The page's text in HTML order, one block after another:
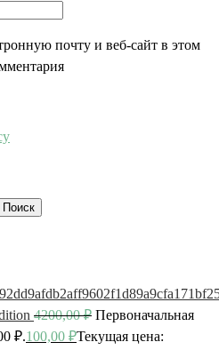
почту и веб-сайт в этом
Поиск
4200,00₽ Первоначальная
₽.100,00 ₽Текущая цена: